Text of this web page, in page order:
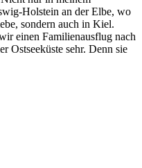
Holstein an der Elbe, wo
sondern auch in Kiel.
einen Familienausflug nach
Ostseeküste sehr. Denn sie